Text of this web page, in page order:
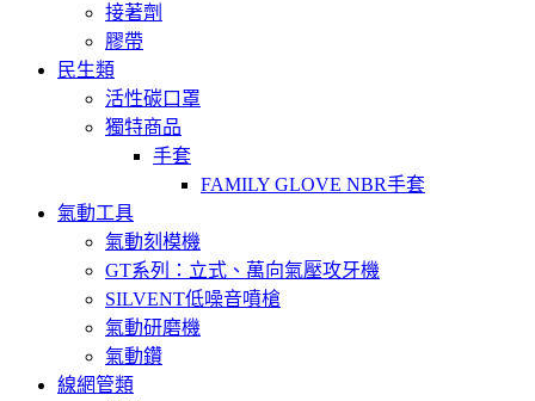
接著劑
膠帶
民生類
活性碳口罩
獨特商品
手套
FAMILY GLOVE NBR手套
氣動工具
氣動刻模機
GT系列：立式、萬向氣壓攻牙機
SILVENT低噪音噴槍
氣動研磨機
氣動鑽
線網管類